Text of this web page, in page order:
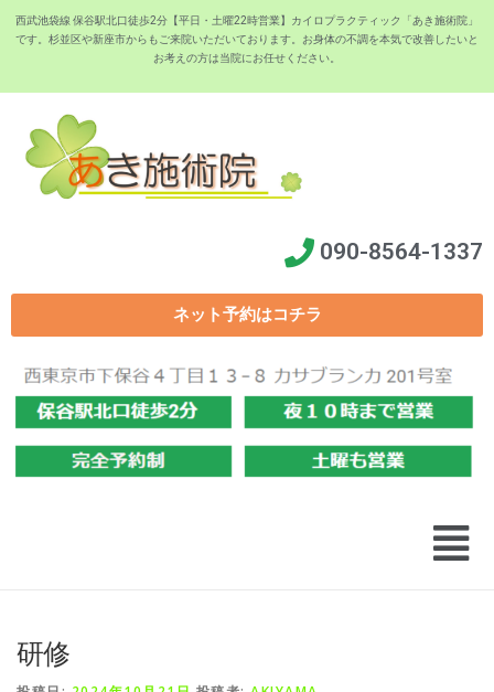
西武池袋線 保谷駅北口徒歩2分【平日・土曜22時営業】カイロプラクティック「あき施術院」
です。杉並区や新座市からもご来院いただいております。お身体の不調を本気で改善したいと
お考えの方は当院にお任せください。
090-8564-1337
ネット予約はコチラ
研修